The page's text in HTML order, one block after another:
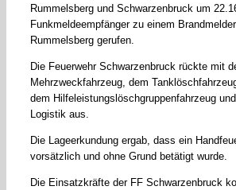
Rummelsberg und Schwarzenbruck um
Funkmeldeempfänger zu einem
Rummelsberg gerufen.
Die Feuerwehr Schwarzenbruck rückte mit
Mehrzweckfahrzeug, dem
dem Hilfeleistungslöschgruppenfahrzeug
Logistik aus.
Die Lageerkundung ergab, dass ein
vorsätzlich und ohne Grund betätigt wurde.
Die Einsatzkräfte der FF Schwarzenbruck